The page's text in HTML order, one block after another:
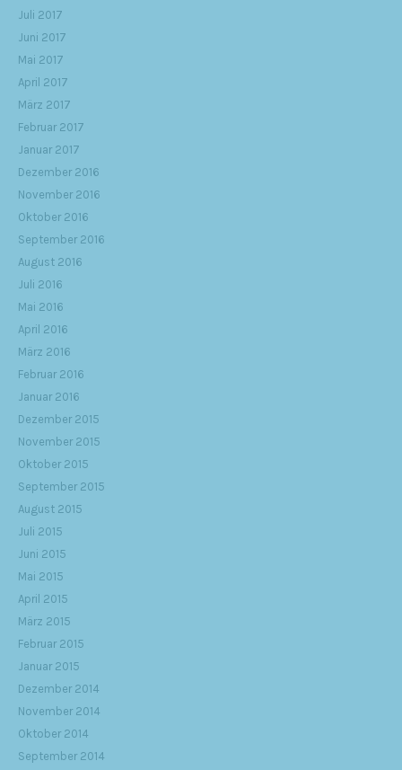
Juli 2017
Juni 2017
Mai 2017
April 2017
März 2017
Februar 2017
Januar 2017
Dezember 2016
November 2016
Oktober 2016
September 2016
August 2016
Juli 2016
Mai 2016
April 2016
März 2016
Februar 2016
Januar 2016
Dezember 2015
November 2015
Oktober 2015
September 2015
August 2015
Juli 2015
Juni 2015
Mai 2015
April 2015
März 2015
Februar 2015
Januar 2015
Dezember 2014
November 2014
Oktober 2014
September 2014